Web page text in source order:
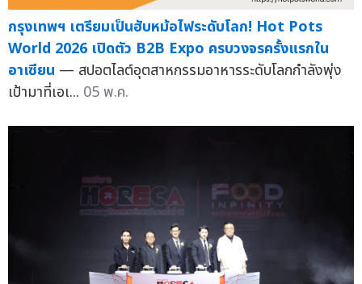
กรุงเทพฯ เตรียมเป็นฮับหม้อไฟระดับโลก! Hot Pots
World 2026 เปิดตัว B2B Expo ครบวงจรครั้งแรกใน
อาเซียน — สปอตไลต์อุตสาหกรรมอาหารระดับโลกกำลังพุ่ง
เป้ามาที่เอเ... 05 พ.ค.